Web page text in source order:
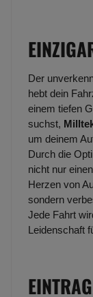
Der
hebt dein
einem tiefen
suchst,
um deinem
Durch die
nicht nur einen
Herzen von
sondern
Jede Fahrt
Leidenschaft